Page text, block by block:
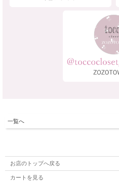
一覧へ
お店のトップへ戻る
カートを見る